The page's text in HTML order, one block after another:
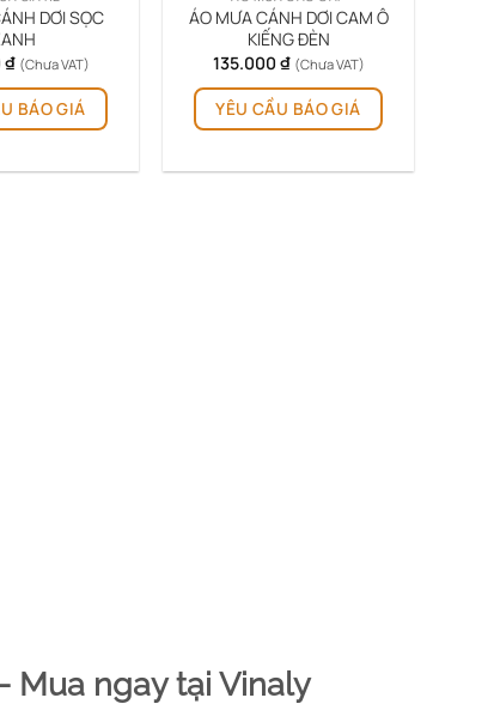
DƠI SỌC
₫ (Chưa VAT)
BÁO GIÁ
ÁO MƯA CÁNH DƠI CAM Ô
KIẾNG ĐÈN
135.000 ₫ (Chưa VAT)
YÊU CẦU BÁO GIÁ
Mua ngay tại Vinaly